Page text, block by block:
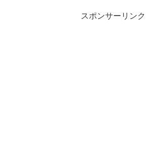
スポンサーリンク